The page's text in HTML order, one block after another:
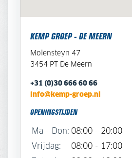
KEMP GROEP - DE MEERN
Molensteyn 47
3454 PT De Meern
+31 (0)30 666 60 66
info@kemp-groep.nl
OPENINGSTIJDEN
Ma - Don: 08:00 - 20:00
Vrijdag:
08:00 - 17:00